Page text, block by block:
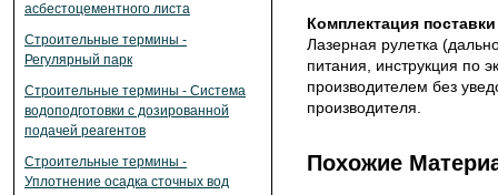
асбестоцементного листа
Строительные термины -
Регулярный парк
Строительные термины - Система
водоподготовки с дозированной
подачей реагентов
Строительные термины -
Уплотнение осадка сточных вод
Комплектация поставки
Лазерная рулетка
питания, инструкция по
производителем без
производителя.
Похожие